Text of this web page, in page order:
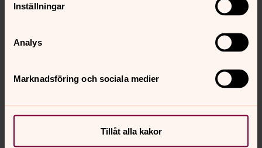
Inställningar
Analys
Marknadsföring och sociala medier
Tillåt alla kakor
Senast ändrad 28 maj 2026
Synpunkter eller frågor på sidans